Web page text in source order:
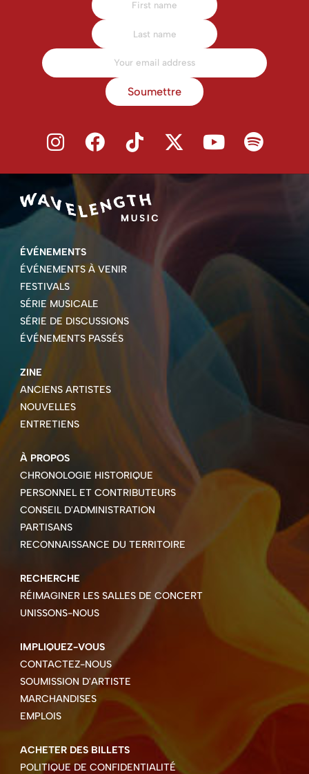
Soumettre
ÉVÉNEMENTS
ÉVÉNEMENTS À VENIR
FESTIVALS
SÉRIE MUSICALE
SÉRIE DE DISCUSSIONS
ÉVÉNEMENTS PASSÉS
ZINE
ANCIENS ARTISTES
NOUVELLES
ENTRETIENS
À PROPOS
CHRONOLOGIE HISTORIQUE
PERSONNEL ET CONTRIBUTEURS
CONSEIL D'ADMINISTRATION
PARTISANS
RECONNAISSANCE DU TERRITOIRE
RECHERCHE
RÉIMAGINER LES SALLES DE CONCERT
UNISSONS-NOUS
IMPLIQUEZ-VOUS
CONTACTEZ-NOUS
SOUMISSION D'ARTISTE
MARCHANDISES
EMPLOIS
ACHETER DES BILLETS
POLITIQUE DE CONFIDENTIALITÉ